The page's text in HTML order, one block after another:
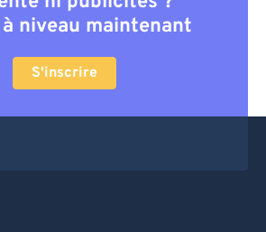
niveau maintenant
S'inscrire